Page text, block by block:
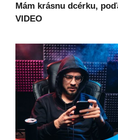
Mám krásnu dcérku,
VIDEO